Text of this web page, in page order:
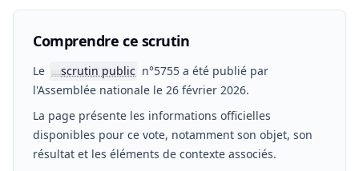
Comprendre ce scrutin
Le 📖scrutin public n°5755 a été publié par
l'Assemblée nationale le 26 février 2026.
La page présente les informations officielles
disponibles pour ce vote, notamment son objet, son
résultat et les éléments de contexte associés.